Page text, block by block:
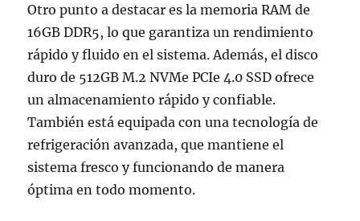
Otro punto a destacar es la memoria RAM de
16GB DDR5, lo que garantiza un rendimiento
rápido y fluido en el sistema. Además, el disco
duro de 512GB M.2 NVMe PCIe 4.0 SSD ofrece
un almacenamiento rápido y confiable.
También está equipada con una tecnología de
refrigeración avanzada, que mantiene el
sistema fresco y funcionando de manera
óptima en todo momento.